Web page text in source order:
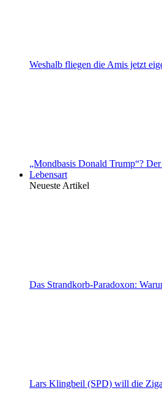
Weshalb fliegen die Amis jetzt
„Mondbasis Donald Trump“?
Lebensart
Neueste Artikel
Das Strandkorb-Paradoxon:
Lars Klingbeil (SPD) will die